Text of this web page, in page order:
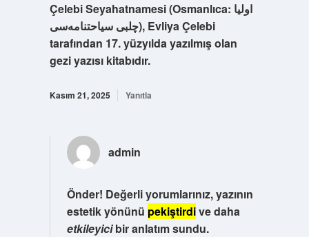
Çelebi Seyahatnamesi (Osmanlıca: اوليا
چلبى سياحتنامه‌سى), Evliya Çelebi
tarafından 17. yüzyılda yazılmış olan
gezi yazısı kitabıdır.
Kasım 21, 2025 Yanıtla
admin
Önder! Değerli yorumlarınız, yazının
estetik yönünü pekiştirdive daha
etkileyicibir anlatım sundu.